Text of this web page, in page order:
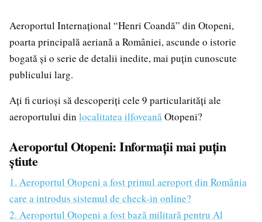
Aeroportul Internațional “Henri Coandă” din Otopeni,
poarta principală aeriană a României, ascunde o istorie
bogată și o serie de detalii inedite, mai puțin cunoscute
publicului larg.
Ați fi curioși să descoperiți cele 9 particularități ale
aeroportului din localitatea ilfoveanăOtopeni?
Aeroportul Otopeni: Informații mai puțin
știute
1. Aeroportul Otopeni a fost primul aeroport din România
care a introdus sistemul de check-in online?
2. Aeroportul Otopeni a fost bază militară pentru Al